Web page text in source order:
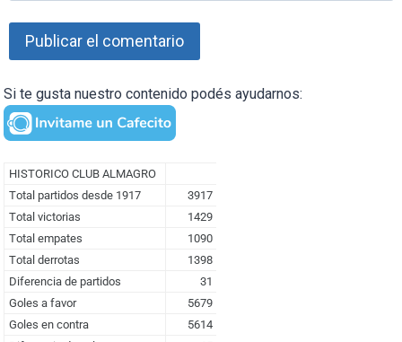
Si te gusta nuestro contenido podés ayudarnos: